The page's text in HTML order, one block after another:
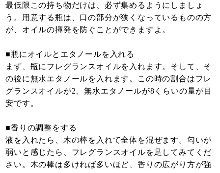
最低限この持ち物だけは、必ず集めるようにしましょ
う。用意する瓶は、口の部分が狭くなっているものの方
が、オイルの揮発を防ぐことができますよ。
■瓶にオイルとエタノールを入れる
まず、瓶にフレグランスオイルを入れます。そして、そ
の後に無水エタノールを入れます。この時の割合はフレ
グランスオイルが2、無水エタノールが8くらいの量が目
安です。
■香りの調整をする
液を入れたら、木の棒を入れて全体を混ぜます。匂いが
弱いと感じたら、フレグランスオイルを足してみてくだ
さい。木の棒は多ければ多いほど、香りの広がり方が強